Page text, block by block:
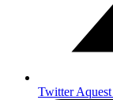
Twitter